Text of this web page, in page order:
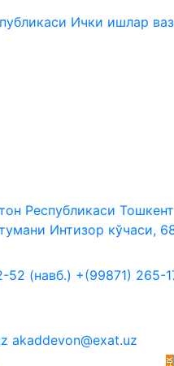
Ички ишлар
Республикаси
Интизор кўчаси,
52 (навб.) +(99871) 265-
akaddevon@exat.uz